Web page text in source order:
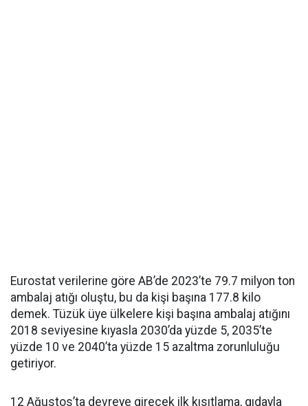
Eurostat verilerine göre AB’de 2023’te 79.7 milyon ton
ambalaj atığı oluştu, bu da kişi başına 177.8 kilo
demek. Tüzük üye ülkelere kişi başına ambalaj atığını
2018 seviyesine kıyasla 2030’da yüzde 5, 2035’te
yüzde 10 ve 2040’ta yüzde 15 azaltma zorunluluğu
getiriyor.
12 Ağustos’ta devreye girecek ilk kısıtlama, gıdayla